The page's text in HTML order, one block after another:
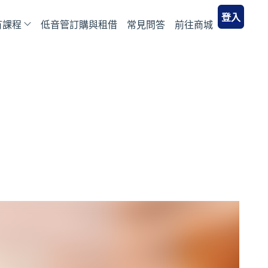
課程 低音管訂購與租借 常見問答 前往商城
登入